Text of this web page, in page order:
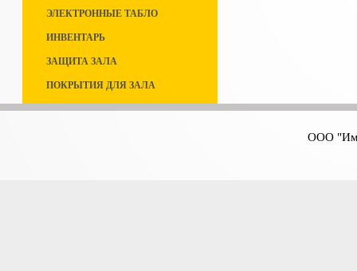
ЭЛЕКТРОННЫЕ ТАБЛО
ИНВЕНТАРЬ
ЗАЩИТА ЗАЛА
ПОКРЫТИЯ ДЛЯ ЗАЛА
ООО